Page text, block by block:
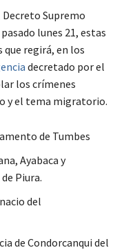
Decreto Supremo
lunes 21, estas
regirá, en los
decretado por el
los crímenes
y el tema migratorio.
de Tumbes
Ayabaca y
Piura.
del
de Condorcanqui del